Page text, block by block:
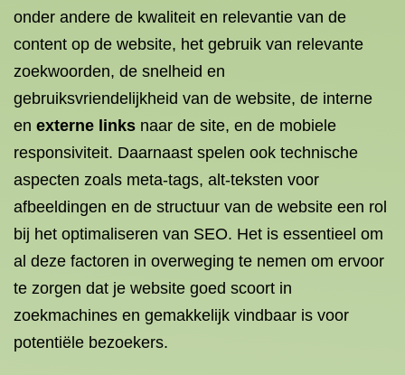
onder andere de kwaliteit en relevantie van de
content op de website, het gebruik van relevante
zoekwoorden, de snelheid en
gebruiksvriendelijkheid van de website, de interne
en externe links naar de site, en de mobiele
responsiviteit. Daarnaast spelen ook technische
aspecten zoals meta-tags, alt-teksten voor
afbeeldingen en de structuur van de website een rol
bij het optimaliseren van SEO. Het is essentieel om
al deze factoren in overweging te nemen om ervoor
te zorgen dat je website goed scoort in
zoekmachines en gemakkelijk vindbaar is voor
potentiële bezoekers.